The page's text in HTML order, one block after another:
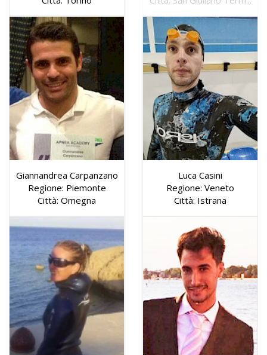
Giannandrea Carpanzano
Regione: Piemonte
Città: Omegna
Luca Casini
Regione: Veneto
Città: Istrana